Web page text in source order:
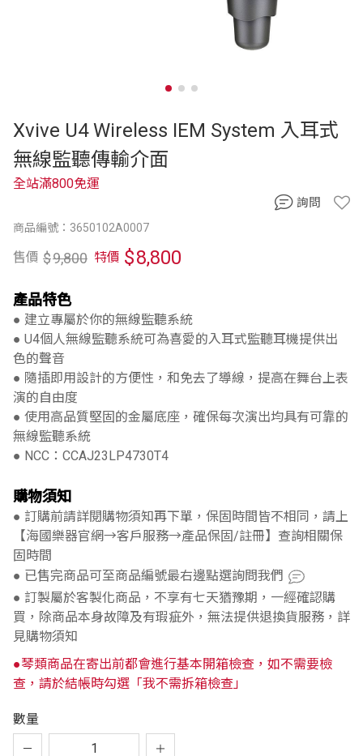
Xvive U4 Wireless IEM System 入耳式
無線監聽傳輸介面
商品編號：3650102A0007
全站滿800免運
售價 $9,800 特價 $8,800
產品特色
● 建立專屬於你的無線監聽系統
● U4個人無線監聽系統可為喜愛的入耳式監聽耳機提供出
色的聲音
● 隨插即用設計的方便性，和免去了導線，提高在舞台上表
演的自由度
● 使用高品質堅固的金屬底座，確保每次演出均具有可靠的
無線監聽系統
● NCC：CCAJ23LP4730T4
購物須知
● 訂購前請詳閱購物須知再下單，保固時間皆不相同，請上
【海國樂器官網→客戶服務→產品保固/註冊】查詢相關保
固時間
● 已售完商品可至商品編號最右邊點選詢問我們
● 訂製屬於客製化商品，不享有七天猶豫期，一經確認購
買，除商品本身故障及有瑕疵外，無法提供退換貨服務，詳
見購物須知
●琴類商品在寄出前都會進行基本開箱檢查，如不需要檢
查，請於結帳時勾選「我不需拆箱檢查」
數量
詢問